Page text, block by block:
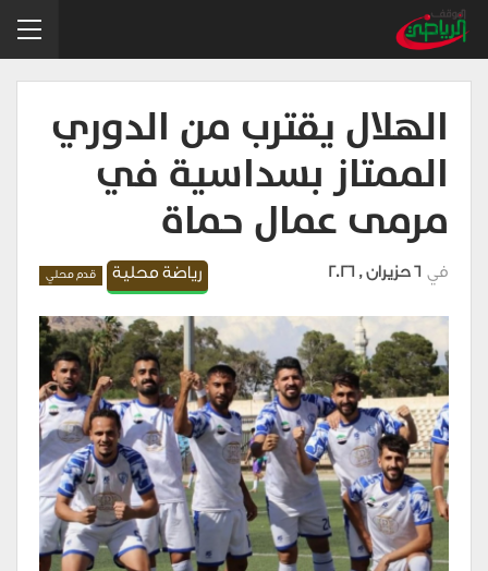
الهلال يقترب من الدوري
الممتاز بسداسية في
مرمى عمال حماة
رياضة محلية قدم محلي في 6 حزيران , 2026